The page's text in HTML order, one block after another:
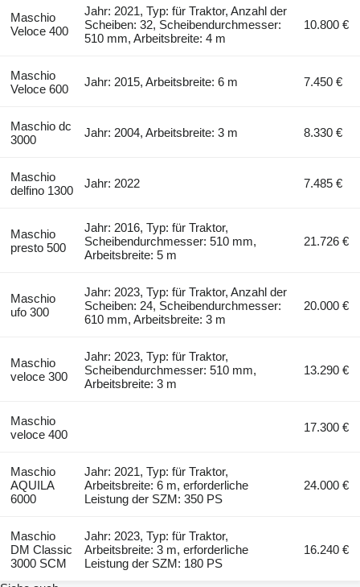
Maschio
Veloce 400
Jahr: 2021, Typ: für Traktor, Anzahl der
Scheiben: 32, Scheibendurchmesser:
510 mm, Arbeitsbreite: 4 m
10.800 €
Maschio
Veloce 600
Jahr: 2015, Arbeitsbreite: 6 m 7.450 €
Maschio dc
3000
Jahr: 2004, Arbeitsbreite: 3 m 8.330 €
Maschio
delfino 1300
Jahr: 2022 7.485 €
Maschio
presto 500
Jahr: 2016, Typ: für Traktor,
Scheibendurchmesser: 510 mm,
Arbeitsbreite: 5 m
21.726 €
Maschio
ufo 300
Jahr: 2023, Typ: für Traktor, Anzahl der
Scheiben: 24, Scheibendurchmesser:
610 mm, Arbeitsbreite: 3 m
20.000 €
Maschio
veloce 300
Jahr: 2023, Typ: für Traktor,
Scheibendurchmesser: 510 mm,
Arbeitsbreite: 3 m
13.290 €
Maschio
veloce 400
17.300 €
Maschio
AQUILA
6000
Jahr: 2021, Typ: für Traktor,
Arbeitsbreite: 6 m, erforderliche
Leistung der SZM: 350 PS
24.000 €
Maschio
DM Classic
3000 SCM
Jahr: 2023, Typ: für Traktor,
Arbeitsbreite: 3 m, erforderliche
Leistung der SZM: 180 PS
16.240 €